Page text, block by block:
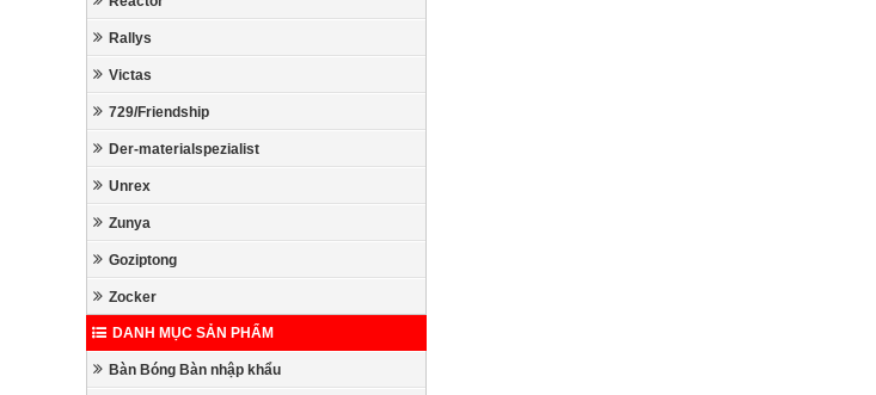
Rallys
Victas
729/Friendship
Der-materialspezialist
Unrex
Zunya
Goziptong
Zocker
DANH MỤC SẢN PHẨM
Bàn Bóng Bàn nhập khẩu